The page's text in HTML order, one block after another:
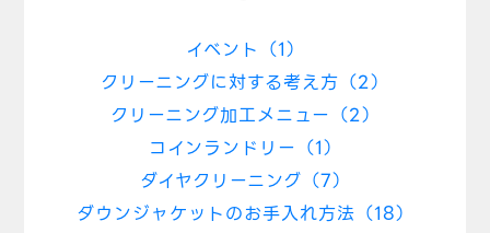
イベント（1）
クリーニングに対する考え方（2）
クリーニング加工メニュー（2）
コインランドリー（1）
ダイヤクリーニング（7）
ダウンジャケットのお手入れ方法（18）